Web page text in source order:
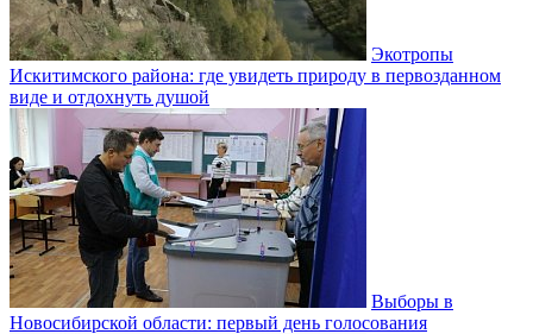
Экотропы
Искитимского района: где увидеть природу в первозданном
виде и отдохнуть душой
Выборы в
Новосибирской области: первый день голосования